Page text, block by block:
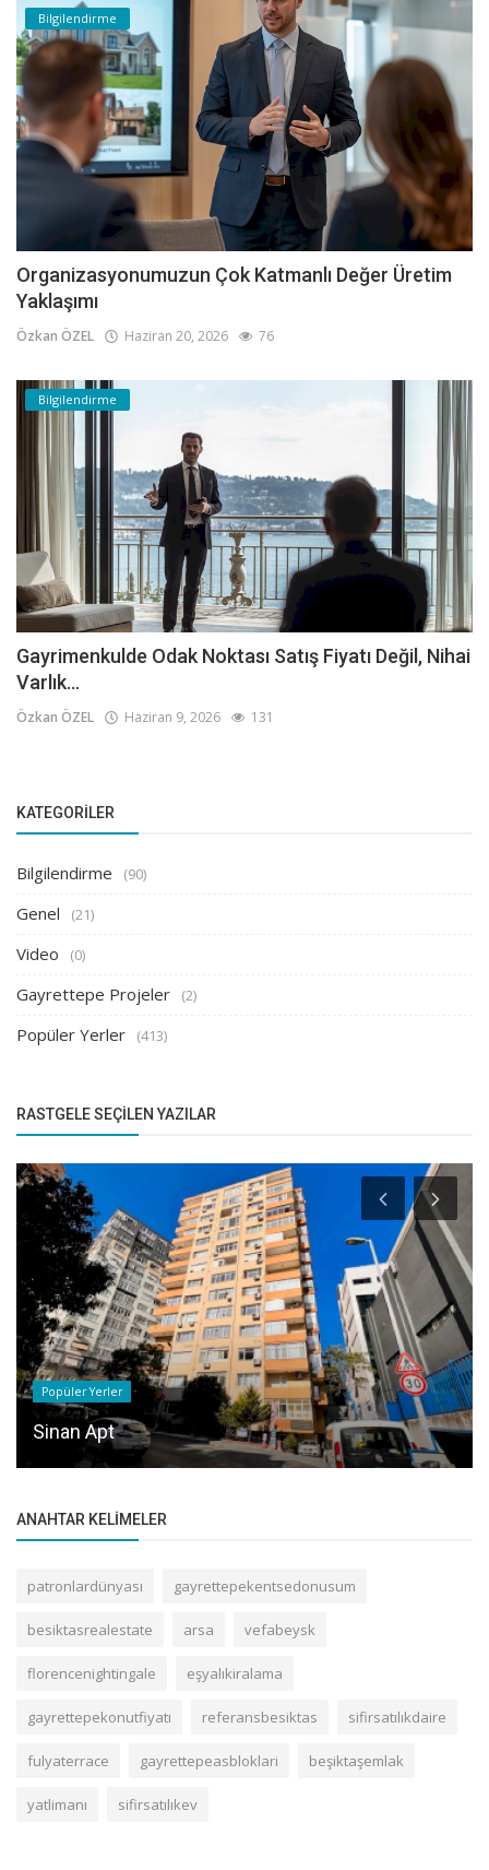
Bilgilendirme
Organizasyonumuzun Çok Katmanlı Değer Üretim
Yaklaşımı
Özkan ÖZEL Haziran 20, 2026 76
Bilgilendirme
Gayrimenkulde Odak Noktası Satış Fiyatı Değil, Nihai
Varlık...
Özkan ÖZEL Haziran 9, 2026 131
KATEGORILER
Bilgilendirme (90)
Genel (21)
Video (0)
Gayrettepe Projeler (2)
Popüler Yerler (413)
RASTGELE SEÇILEN YAZILAR
Popüler Yerler
Sinan Apt
ANAHTAR KELIMELER
patronlardünyası gayrettepekentsedonusum
besiktasrealestate arsa vefabeysk
florencenightingale eşyalıkiralama
gayrettepekonutfiyatı referansbesiktas sifirsatılıkdaire
fulyaterrace gayrettepeasbloklari beşiktaşemlak
yatlimanı sifirsatılıkev